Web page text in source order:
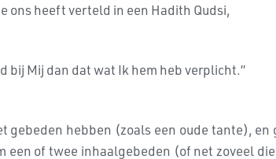
ons heeft verteld in een Hadith Qudsi,
bij Mij dan dat wat Ik hem heb verplicht.”
hebben (zoals een oude tante),
of twee inhaalgebeden (of net zoveel